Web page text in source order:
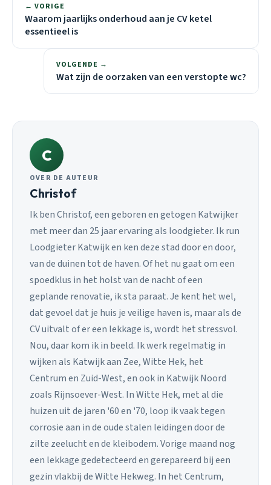
← VORIGE
Waarom jaarlijks onderhoud aan je CV ketel
essentieel is
VOLGENDE →
Wat zijn de oorzaken van een verstopte wc?
C
OVER DE AUTEUR
Christof
Ik ben Christof, een geboren en getogen Katwijker
met meer dan 25 jaar ervaring als loodgieter. Ik run
Loodgieter Katwijk en ken deze stad door en door,
van de duinen tot de haven. Of het nu gaat om een
spoedklus in het holst van de nacht of een
geplande renovatie, ik sta paraat. Je kent het wel,
dat gevoel dat je huis je veilige haven is, maar als de
CV uitvalt of er een lekkage is, wordt het stressvol.
Nou, daar kom ik in beeld. Ik werk regelmatig in
wijken als Katwijk aan Zee, Witte Hek, het
Centrum en Zuid-West, en ook in Katwijk Noord
zoals Rijnsoever-West. In Witte Hek, met al die
huizen uit de jaren '60 en '70, loop ik vaak tegen
corrosie aan in de oude stalen leidingen door de
zilte zeelucht en de kleibodem. Vorige maand nog
een lekkage gedetecteerd en gerepareerd bij een
gezin vlakbij de Witte Hekweg. In het Centrum,